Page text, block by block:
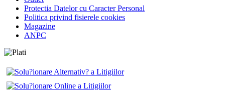
Protectia Datelor cu Caracter Personal
Politica privind fisierele cookies
Magazine
ANPC